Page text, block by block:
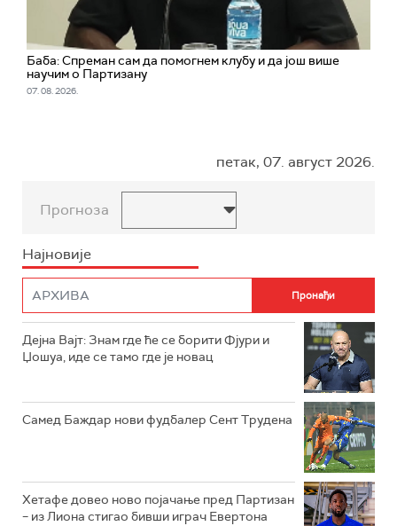
Баба: Спреман сам да помогнем клубу и да још више
научим о Партизану
07. 08. 2026.
петак, 07. август 2026.
Прогноза
Најновије
Дејна Вајт: Знам где ће се борити Фјури и
Џошуа, иде се тамо где је новац
Самед Баждар нови фудбалер Сент Трудена
Хетафе довео ново појачање пред Партизан
– из Лиона стигао бивши играч Евертона